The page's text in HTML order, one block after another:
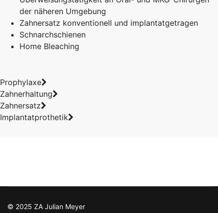
der näheren Umgebung
Zahnersatz konventionell und implantatgetragen
Schnarchschienen
Home Bleaching
Prophylaxe
Zahnerhaltung
Zahnersatz
Implantatprothetik
© 2025 ZA Julian Meyer